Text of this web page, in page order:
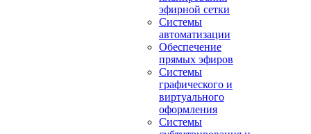
эфирной сетки
Системы
автоматизации
Обеспечение
прямых эфиров
Системы
графического и
виртуального
оформления
Системы